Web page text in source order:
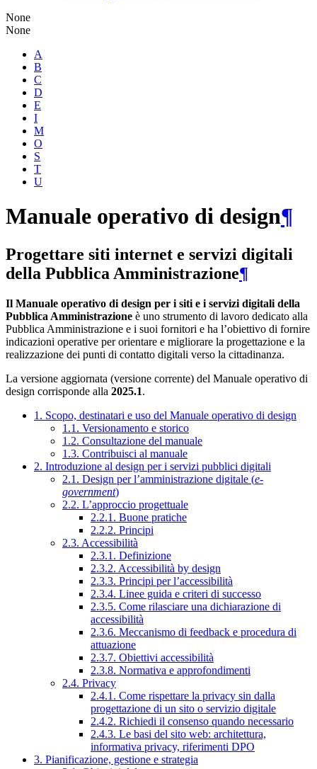
None
None
A
B
C
D
E
I
M
O
S
T
U
Manuale operativo di design¶
Progettare siti internet e servizi digitali
della Pubblica Amministrazione¶
Il Manuale operativo di design per i siti e i servizi digitali della
Pubblica Amministrazione è uno strumento di lavoro dedicato alla
Pubblica Amministrazione e i suoi fornitori e ha l’obiettivo di fornire
indicazioni operative per orientare e migliorare la progettazione e la
realizzazione dei punti di contatto digitali verso la cittadinanza.
La versione aggiornata (versione corrente) del Manuale operativo di
design corrisponde alla 2025.1.
1. Scopo, destinatari e uso del Manuale operativo di design
1.1. Versionamento e storico
1.2. Consultazione del manuale
1.3. Contribuisci al manuale
2. Introduzione al design per i servizi pubblici digitali
2.1. Design per l’amministrazione digitale (e-
government)
2.2. L’approccio progettuale
2.2.1. Buone pratiche
2.2.2. Principi
2.3. Accessibilità
2.3.1. Definizione
2.3.2. Accessibilità by design
2.3.3. Principi per l’accessibilità
2.3.4. Linee guida e criteri di successo
2.3.5. Come rilasciare una dichiarazione di
accessibilità
2.3.6. Meccanismo di feedback e procedura di
attuazione
2.3.7. Obiettivi accessibilità
2.3.8. Normativa e approfondimenti
2.4. Privacy
2.4.1. Come rispettare la privacy sin dalla
progettazione di un sito o servizio digitale
2.4.2. Richiedi il consenso quando necessario
2.4.3. Le basi del sito web: architettura,
informativa privacy, riferimenti DPO
3. Pianificazione, gestione e strategia